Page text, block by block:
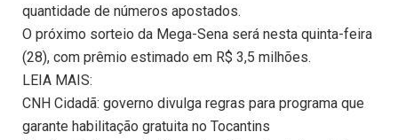
quantidade de números apostados.
O próximo sorteio da Mega-Sena será nesta quinta-feira
(28), com prêmio estimado em R$ 3,5 milhões.
LEIA MAIS:
CNH Cidadã: governo divulga regras para programa que
garante habilitação gratuita no Tocantins